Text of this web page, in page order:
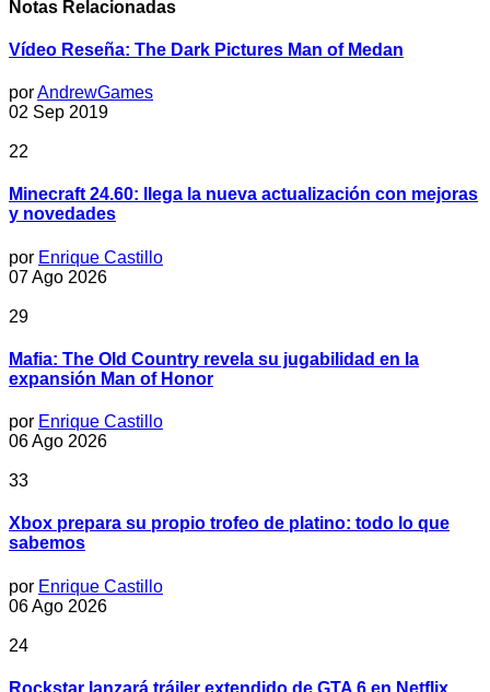
Notas Relacionadas
Vídeo Reseña: The Dark Pictures Man of Medan
porAndrewGames
02 Sep 2019
22
Minecraft 24.60: llega la nueva actualización con mejoras
y novedades
por Enrique Castillo
07 Ago 2026
29
Mafia: The Old Country revela su jugabilidad en la
expansión Man of Honor
por Enrique Castillo
06 Ago 2026
33
Xbox prepara su propio trofeo de platino: todo lo que
sabemos
por Enrique Castillo
06 Ago 2026
24
Rockstar lanzará tráiler extendido de GTA 6 en Netflix